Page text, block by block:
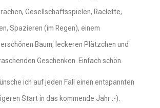
Gesellschaftsspielen, Raclette,
Spazieren (im Regen), einem
Baum, leckeren Plätzchen und
Geschenken. Einfach schön.
ich auf jeden Fall einen entspannten
Start in das kommende Jahr :-).